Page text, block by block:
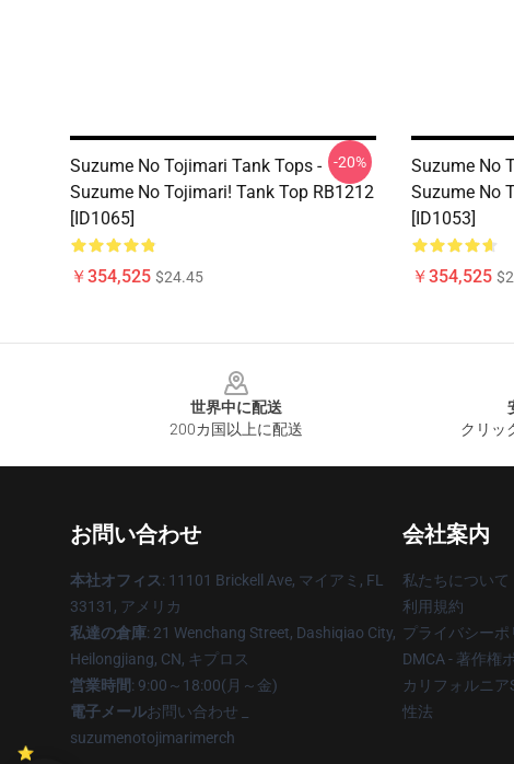
Suzume No Tojimari Tank Tops -
Suzume No Tojimari! Tank Top RB1212
[ID1065]
￥354,525 $24.45
-20%
Suzume No
Suzume No
[ID1053]
￥354,525
世界中に配送
200カ国以上に配送
クリッ
お問い合わせ
本社オフィス: 11101 Brickell Ave, マイアミ, FL
33131, アメリカ
私達の倉庫: 21 Wenchang Street, Dashiqiao City,
Heilongjiang, CN, キプロス
営業時間: 9:00～18:00(月～金)
電子メールお問い合わせ _
suzumenotojimarimerch
会社案内
私たちについて
利用規約
プライバシーポ
DMCA - 著作権
カリフォルニ
性法